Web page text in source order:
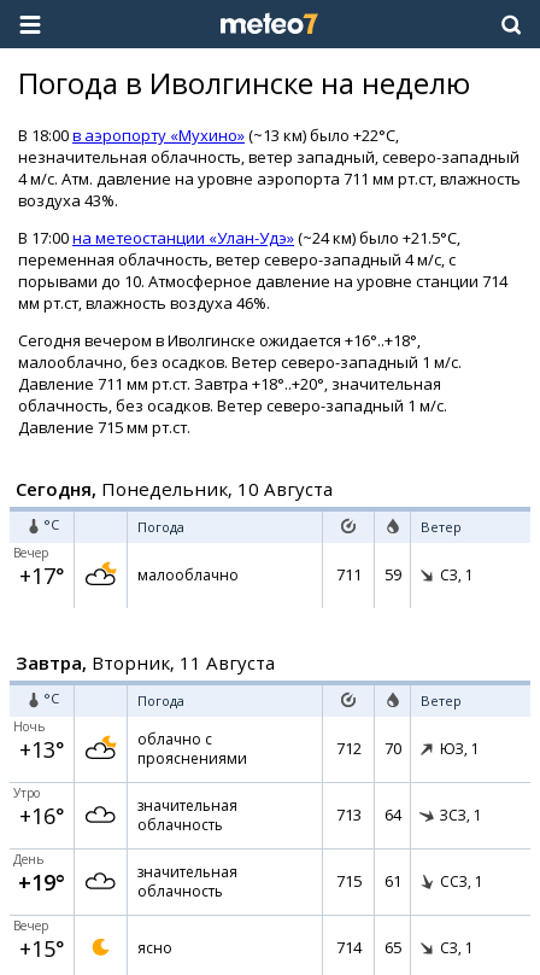
Погода в Иволгинске на неделю
В 18:00в аэропорту «Мухино»(~13 км) было +22°C,
незначительная облачность, ветер западный, северо-западный
4 м/с. Атм. давление на уровне аэропорта 711 мм рт.ст, влажность
воздуха 43%.
В 17:00на метеостанции «Улан-Удэ»(~24 км) было +21.5°C,
переменная облачность, ветер северо-западный 4 м/с, с
порывами до 10. Атмосферное давление на уровне станции 714
мм рт.ст, влажность воздуха 46%.
Сегодня вечером в Иволгинске ожидается +16°..+18°,
малооблачно, без осадков. Ветер северо-западный 1 м/с.
Давление 711 мм рт.ст. Завтра +18°..+20°, значительная
облачность, без осадков. Ветер северо-западный 1 м/с.
Давление 715 мм рт.ст.
Сегодня, Понедельник, 10 Августа
°C Погода Ветер
Вечер
+17° малооблачно 711 59 СЗ, 1
Завтра, Вторник, 11 Августа
°C Погода Ветер
Ночь
+13°
облачно с
прояснениями
712 70 ЮЗ, 1
Утро
+16°
значительная
облачность
713 64 ЗСЗ, 1
День
+19°
значительная
облачность
715 61 ССЗ, 1
Вечер
+15° ясно 714 65 СЗ, 1